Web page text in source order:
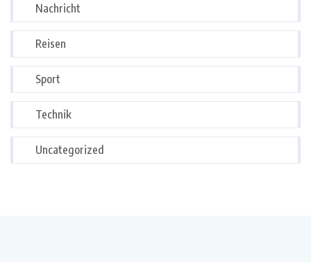
Nachricht
Reisen
Sport
Technik
Uncategorized